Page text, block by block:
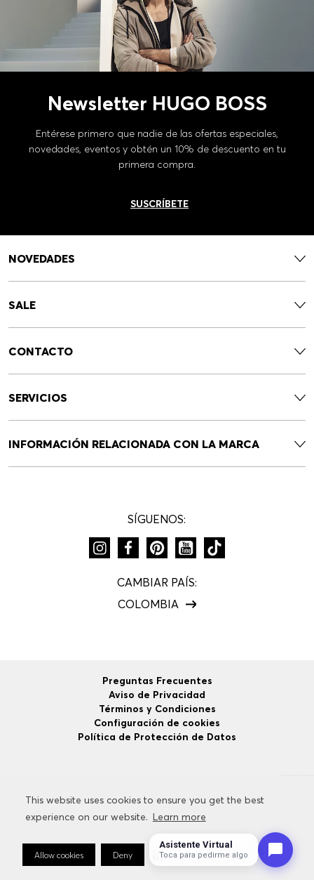
This website uses cookies to ensure you get the best
experience on our website. Learn more
Allow cookies Deny Cookie Preferences
This website uses cookies to ensure you get the best
experience on our website. Learn more
Allow cookies Deny Cookie Preferences
Newsletter HUGO BOSS
Entérese primero que nadie de las ofertas especiales,
novedades, eventos y obtén un 10% de descuento en tu
primera compra.
SUSCRÍBETE
NOVEDADES
SALE
CONTACTO
SERVICIOS
INFORMACIÓN RELACIONADA CON LA MARCA
SÍGUENOS:
CAMBIAR PAÍS:
COLOMBIA
Preguntas Frecuentes
Aviso de Privacidad
Términos y Condiciones
Configuración de cookies
Política de Protección de Datos
© 2026 HUGO BOSS Todos los Derechos Reservados.
Asistente Virtual
Toca para pedirme algo